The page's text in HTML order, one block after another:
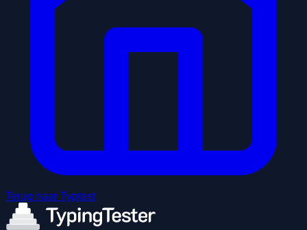
Terug naar Typtest